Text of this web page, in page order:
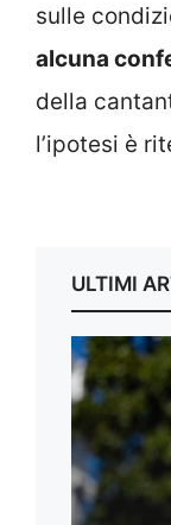
sulle
alcuna
della
l’ipotesi è
ULTIMI